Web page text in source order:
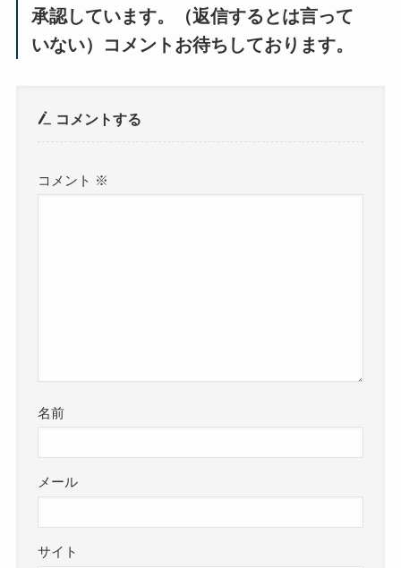
承認しています。（返信するとは言って
いない）コメントお待ちしております。
コメントする
コメント ※
名前
メール
サイト